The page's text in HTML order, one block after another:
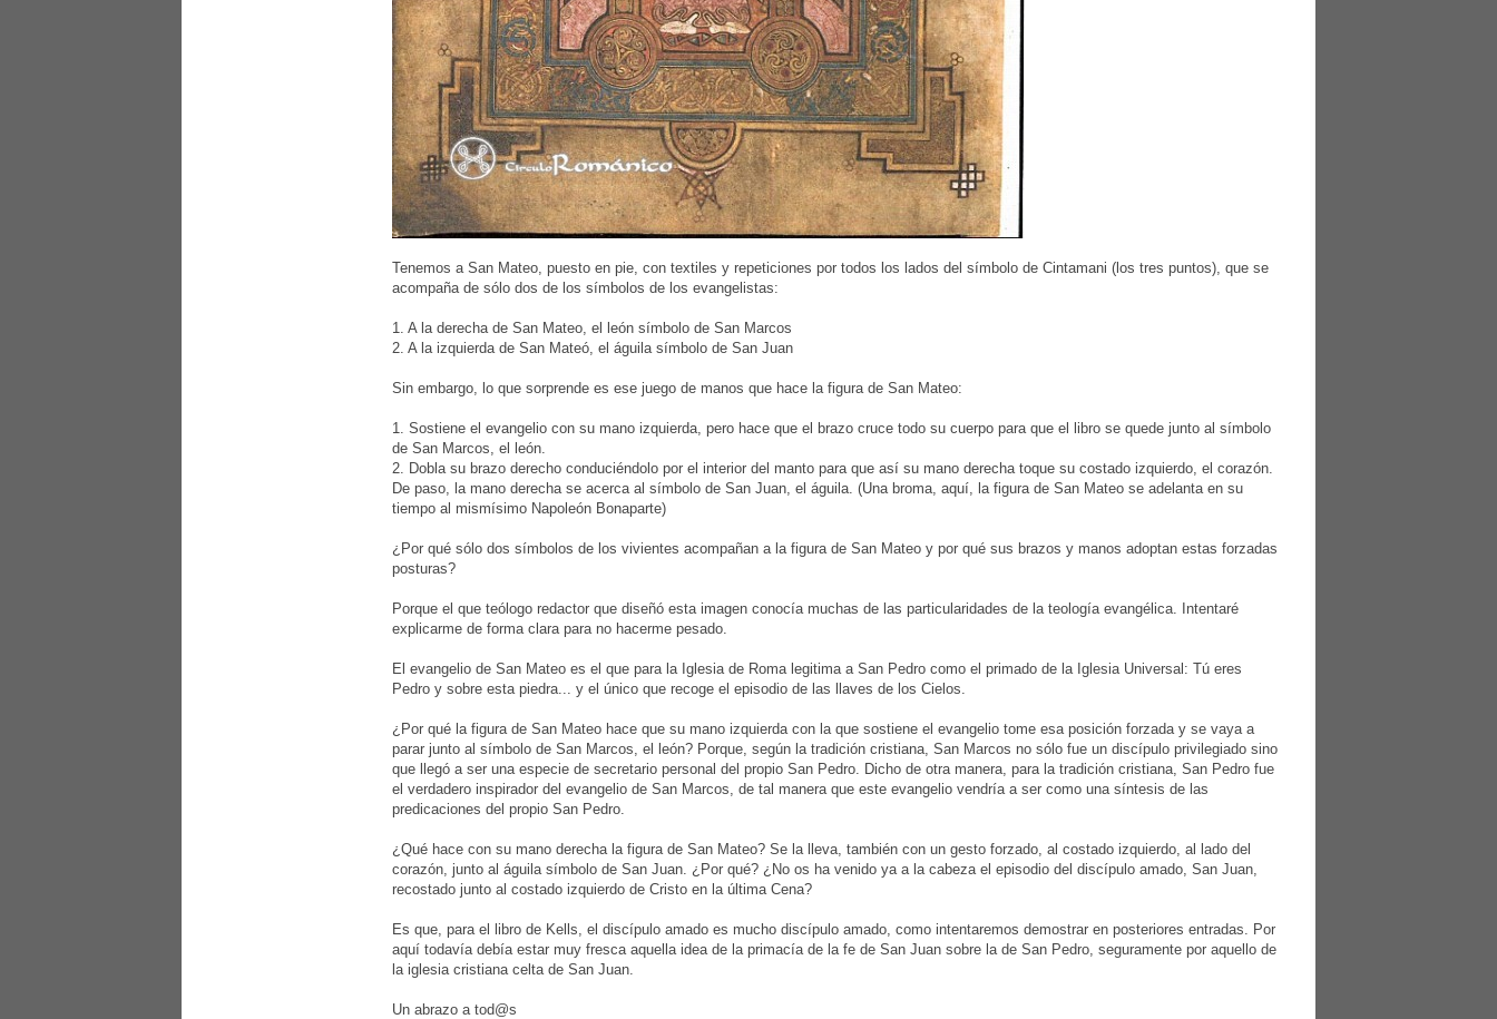
Tenemos a San Mateo, puesto en pie, con textiles y repeticiones por todos los lados del símbolo de Cintamani (los tres puntos), que se
acompaña de sólo dos de los símbolos de los evangelistas:
1. A la derecha de San Mateo, el león símbolo de San Marcos
2. A la izquierda de San Mateó, el águila símbolo de San Juan
Sin embargo, lo que sorprende es ese juego de manos que hace la figura de San Mateo:
1. Sostiene el evangelio con su mano izquierda, pero hace que el brazo cruce todo su cuerpo para que el libro se quede junto al símbolo
de San Marcos, el león.
2. Dobla su brazo derecho conduciéndolo por el interior del manto para que así su mano derecha toque su costado izquierdo, el corazón.
De paso, la mano derecha se acerca al símbolo de San Juan, el águila. (Una broma, aquí, la figura de San Mateo se adelanta en su
tiempo al mismísimo Napoleón Bonaparte)
¿Por qué sólo dos símbolos de los vivientes acompañan a la figura de San Mateo y por qué sus brazos y manos adoptan estas forzadas
posturas?
Porque el que teólogo redactor que diseñó esta imagen conocía muchas de las particularidades de la teología evangélica. Intentaré
explicarme de forma clara para no hacerme pesado.
El evangelio de San Mateo es el que para la Iglesia de Roma legitima a San Pedro como el primado de la Iglesia Universal: Tú eres
Pedro y sobre esta piedra... y el único que recoge el episodio de las llaves de los Cielos.
¿Por qué la figura de San Mateo hace que su mano izquierda con la que sostiene el evangelio tome esa posición forzada y se vaya a
parar junto al símbolo de San Marcos, el león? Porque, según la tradición cristiana, San Marcos no sólo fue un discípulo privilegiado sino
que llegó a ser una especie de secretario personal del propio San Pedro. Dicho de otra manera, para la tradición cristiana, San Pedro fue
el verdadero inspirador del evangelio de San Marcos, de tal manera que este evangelio vendría a ser como una síntesis de las
predicaciones del propio San Pedro.
¿Qué hace con su mano derecha la figura de San Mateo? Se la lleva, también con un gesto forzado, al costado izquierdo, al lado del
corazón, junto al águila símbolo de San Juan. ¿Por qué? ¿No os ha venido ya a la cabeza el episodio del discípulo amado, San Juan,
recostado junto al costado izquierdo de Cristo en la última Cena?
Es que, para el libro de Kells, el discípulo amado es mucho discípulo amado, como intentaremos demostrar en posteriores entradas. Por
aquí todavía debía estar muy fresca aquella idea de la primacía de la fe de San Juan sobre la de San Pedro, seguramente por aquello de
la iglesia cristiana celta de San Juan.
Un abrazo a tod@s